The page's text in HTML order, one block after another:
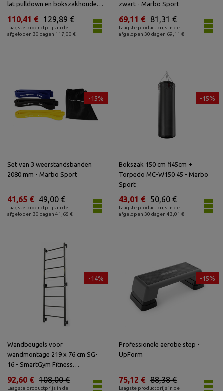
lat pulldown en bokszakhouder
Laagste productprijs in de
afgelopen 30 dagen 117,00 €
129,89 €
110,41 €
zwart - Marbo Sport
Laagste productprijs in de
afgelopen 30 dagen 69,11 €
81,31 €
69,11 €
-15%
Set van 3 weerstandsbanden
2080 mm - Marbo Sport
Laagste productprijs in de
afgelopen 30 dagen 41,65 €
49,00 €
41,65 €
-15%
Bokszak 150 cm fi45cm +
Torpedo MC-W150 45 - Marbo
Sport
Laagste productprijs in de
afgelopen 30 dagen 43,01 €
50,60 €
43,01 €
-14%
Wandbeugels voor
wandmontage 219 x 76 cm SG-
16 - SmartGym Fitness
Laagste productprijs in de
108,00 €
92,60 €
-15%
Professionele aerobe step -
UpForm
Laagste productprijs in de
88,38 €
75,12 €